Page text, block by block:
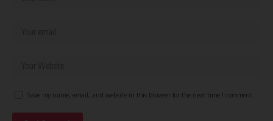
Save my name, email, and website in this browser for the next time I comment.